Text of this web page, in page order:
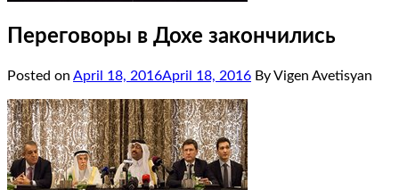
Переговоры в Дохе закончились
Posted on April 18, 2016April 18, 2016 By Vigen Avetisyan